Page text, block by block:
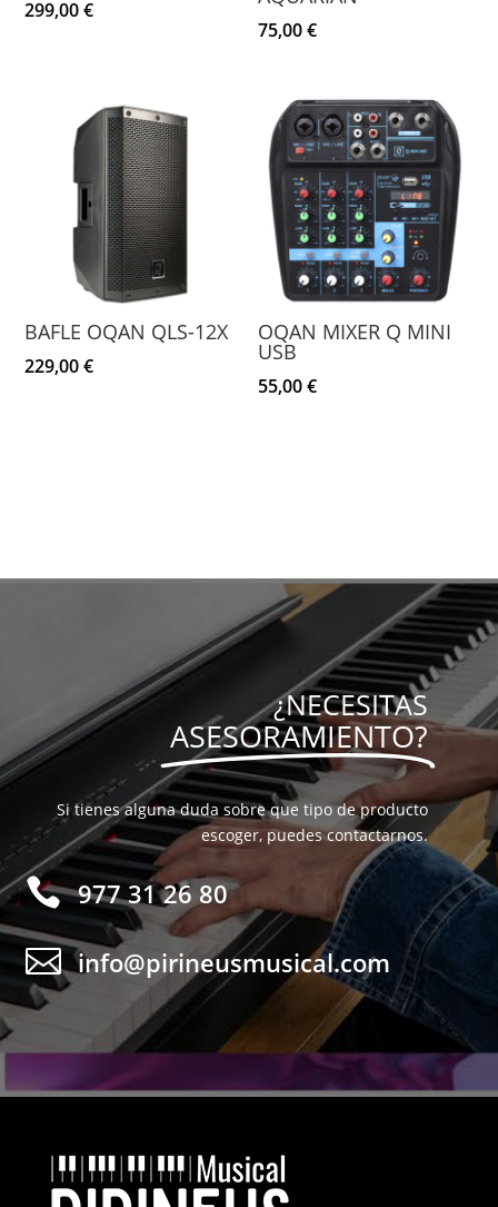
299,00€
75,00€
BAFLE OQAN QLS-12X
229,00€
OQAN MIXER Q MINI
USB
55,00€
¿NECESITAS
ASESORAMIENTO?
Si tienes alguna duda sobre que tipo de producto
escoger, puedes contactarnos.
 977 31 26 80
 info@pirineusmusical.com